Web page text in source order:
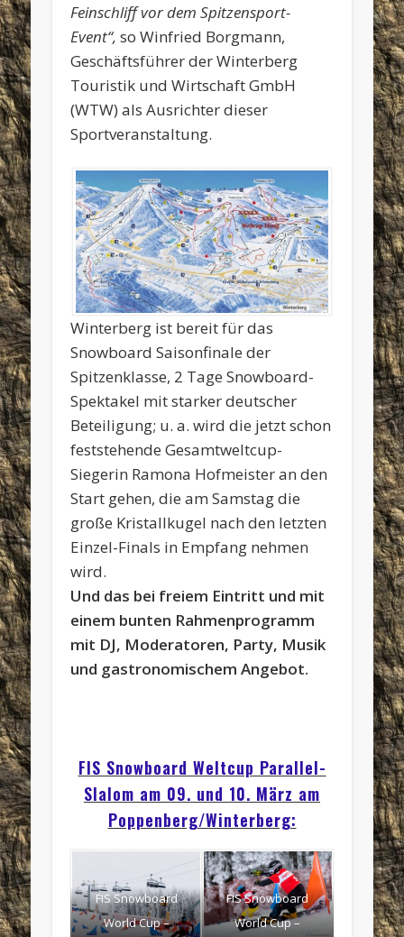
Feinschliff vor dem Spitzensport-
Event“, so Winfried Borgmann,
Geschäftsführer der Winterberg
Touristik und Wirtschaft GmbH
(WTW) als Ausrichter dieser
Sportveranstaltung.
Winterberg ist bereit für das
Snowboard Saisonfinale der
Spitzenklasse, 2 Tage Snowboard-
Spektakel mit starker deutscher
Beteiligung; u. a. wird die jetzt schon
feststehende Gesamtweltcup-
Siegerin Ramona Hofmeister an den
Start gehen, die am Samstag die
große Kristallkugel nach den letzten
Einzel-Finals in Empfang nehmen
wird.
Und das bei freiem Eintritt und mit
einem bunten Rahmenprogramm
mit DJ, Moderatoren, Party, Musik
und gastronomischem Angebot.
FIS Snowboard Weltcup Parallel-
Slalom am 09. und 10. März am
Poppenberg/Winterberg:
FIS Snowboard
World Cup –
FIS Snowboard
World Cup –